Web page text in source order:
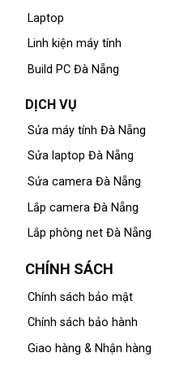
Laptop
Linh kiện máy tính
Build PC Đà Nẵng
DỊCH VỤ
Sửa máy tính Đà Nẵng
Sửa laptop Đà Nẵng
Sửa camera Đà Nẵng
Lắp camera Đà Nẵng
Lắp phòng net Đà Nẵng
CHÍNH SÁCH
Chính sách bảo mật
Chính sách bảo hành
Giao hàng & Nhận hàng